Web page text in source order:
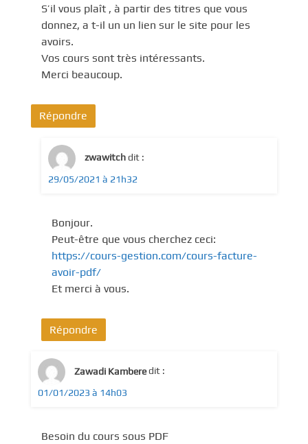
S’il vous plaît , à partir des titres que vous
donnez, a t-il un un lien sur le site pour les
avoirs.
Vos cours sont très intéressants.
Merci beaucoup.
Répondre
zwawitchdit :
29/05/2021 à 21h32
Bonjour.
Peut-être que vous cherchez ceci:
https://cours-gestion.com/cours-facture-
avoir-pdf/
Et merci à vous.
Répondre
Zawadi Kamberedit :
01/01/2023 à 14h03
Besoin du cours sous PDF